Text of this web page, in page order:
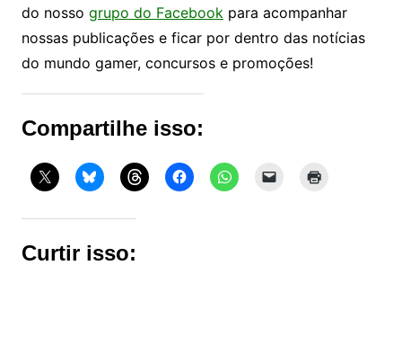
do nosso grupo do Facebookpara acompanhar
nossas publicações e ficar por dentro das notícias
do mundo gamer, concursos e promoções!
Compartilhe isso:
Curtir isso: